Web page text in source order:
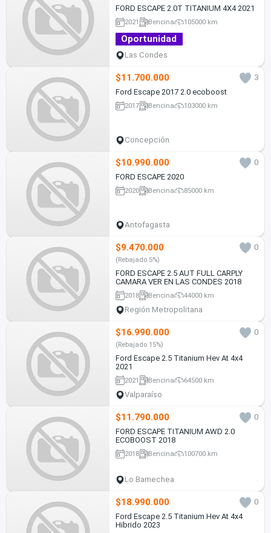
FORD ESCAPE 2.0T TITANIUM 4X4 2021
2021 Bencina 105000 km
Oportunidad
Las Condes
$11.700.000
3
Ford Escape 2017 2.0 ecoboost
2017 Bencina 103000 km
Concepción
$10.990.000
0
FORD ESCAPE 2020
2020 Bencina 85000 km
Antofagasta
$9.470.000 0
(Rebajado 5%)
FORD ESCAPE 2.5 AUT FULL CARPLY
CAMARA VER EN LAS CONDES 2018
2018 Bencina 44000 km
Región Metropolitana
$16.990.000 0
(Rebajado 15%)
Ford Escape 2.5 Titanium Hev At 4x4
2021
2021 Bencina 64500 km
Valparaíso
$11.790.000
0
FORD ESCAPE TITANIUM AWD 2.0
ECOBOOST 2018
2018 Bencina 100700 km
Lo Barnechea
$18.990.000
0
Ford Escape 2.5 Titanium Hev At 4x4
Hibrido 2023